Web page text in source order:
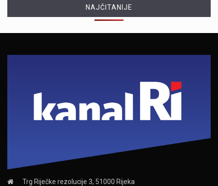
NAJČITANIJE
Trg Riječke rezolucije 3, 51000 Rijeka